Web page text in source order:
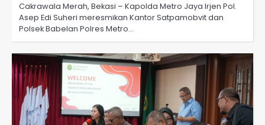
Cakrawala Merah, Bekasi – Kapolda Metro Jaya Irjen Pol.
Asep Edi Suheri meresmikan Kantor Satpamobvit dan
Polsek Babelan Polres Metro…